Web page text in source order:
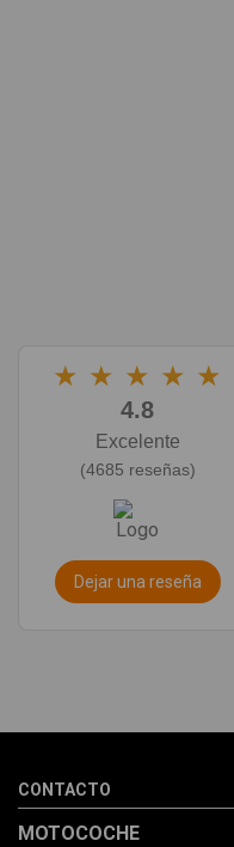
★ ★ ★ ★ ★
4.8
Excelente
(4685 reseñas)
Dejar una reseña
CONTACTO
MOTOCOCHE